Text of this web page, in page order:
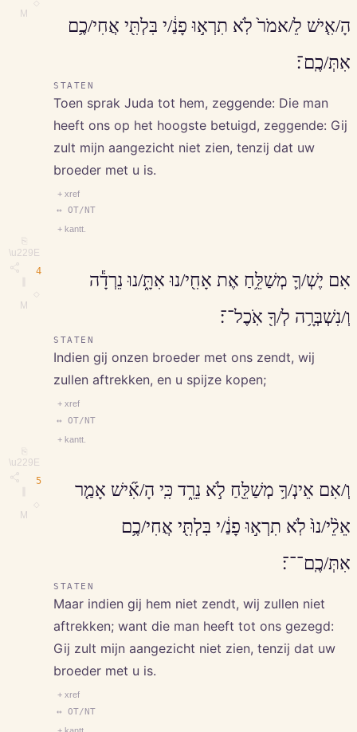
M
⎘
\u229E
M
הָ/אִ֤ישׁ לֵ/אמֹר֙ לֹֽא תִרְא֣וּ פָנַ֔/י בִּלְתִּ֖י אֲחִי/כֶ֥ם
אִתְּ/כֶֽם־׃
STATEN
Toen sprak Juda tot hem, zeggende: Die man
heeft ons op het hoogste betuigd, zeggende: Gij
zult mijn aangezicht niet zien, tenzij dat uw
broeder met u is.
+ xref
↔ OT/NT
+ kantt.
4
⎘
\u229E
M
אִם יֶשְׁ/ךָ֛ מְשַׁלֵּ֥חַ אֶת אָחִ֖י/נוּ אִתָּ֑/נוּ נֵרְדָ֕ה
וְ/נִשְׁבְּרָ֥ה לְ/ךָ֖ אֹֽכֶל־־׃
STATEN
Indien gij onzen broeder met ons zendt, wij
zullen aftrekken, en u spijze kopen;
+ xref
↔ OT/NT
+ kantt.
5
וְ/אִם אֵינְ/ךָ֥ מְשַׁלֵּ֖חַ לֹ֣א נֵרֵ֑ד כִּֽי הָ/אִ֞ישׁ אָמַ֤ר
אֵלֵ֨י/נוּ֙ לֹֽא תִרְא֣וּ פָנַ֔/י בִּלְתִּ֖י אֲחִי/כֶ֥ם
אִתְּ/כֶֽם־־־׃
STATEN
Maar indien gij hem niet zendt, wij zullen niet
aftrekken; want die man heeft tot ons gezegd:
Gij zult mijn aangezicht niet zien, tenzij dat uw
broeder met u is.
+ xref
↔ OT/NT